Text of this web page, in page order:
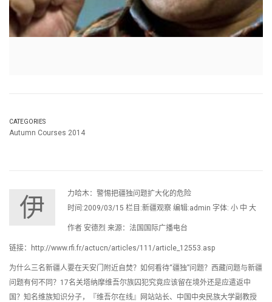
CATEGORIES
Autumn Courses 2014
伊
力哈木：警惕把疆独问题扩大化的危险
时间:2009/03/15 栏目:新疆观察 编辑:admin 字体: 小 中 大
作者 安德烈 来源：法国国际广播电台
链接：http://www.rfi.fr/actucn/articles/111/article_12553.asp
为什么三名新疆人要在天安门附近自焚？如何看待“疆独”问题？西藏问题与新疆
问题有何不同？17名关塔纳摩维吾尔族囚犯究竟应该留在境外还是应遣返中
国？知名维族知识分子，『维吾尔在线』网站站长、中国中央民族大学副教授